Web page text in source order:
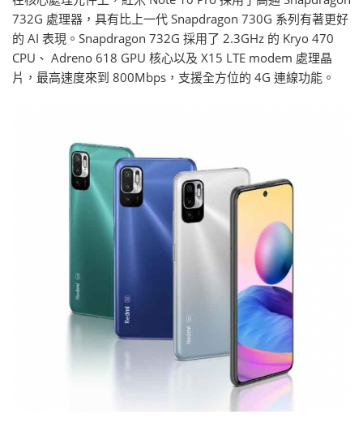
732G 處理器，具有比上一代 Snapdragon 730G 系列有著更好
的 AI 表現。Snapdragon 732G 採用了 2.3GHz 的 Kryo 470
CPU、 Adreno 618 GPU 核心以及 X15 LTE modem 處理晶
片，最高速度來到 800Mbps，支援全方位的 4G 連線功能。